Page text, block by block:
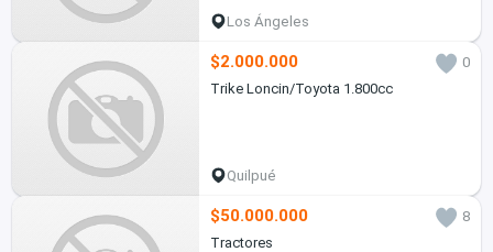
Los Ángeles
$2.000.000
0
Trike Loncin/Toyota 1.800cc
Quilpué
$50.000.000
8
Tractores